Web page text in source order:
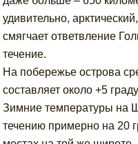
удивительно,
смягчает ответвление
течение.
На побережье острова
составляет около +5
Зимние температуры на
течению примерно на 20